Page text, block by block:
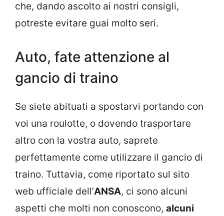
che, dando ascolto ai nostri consigli,
potreste evitare guai molto seri.
Auto, fate attenzione al
gancio di traino
Se siete abituati a spostarvi portando con
voi una roulotte, o dovendo trasportare
altro con la vostra auto, saprete
perfettamente come utilizzare il gancio di
traino. Tuttavia, come riportato sul sito
web ufficiale dell’ANSA, ci sono alcuni
aspetti che molti non conoscono, alcuni